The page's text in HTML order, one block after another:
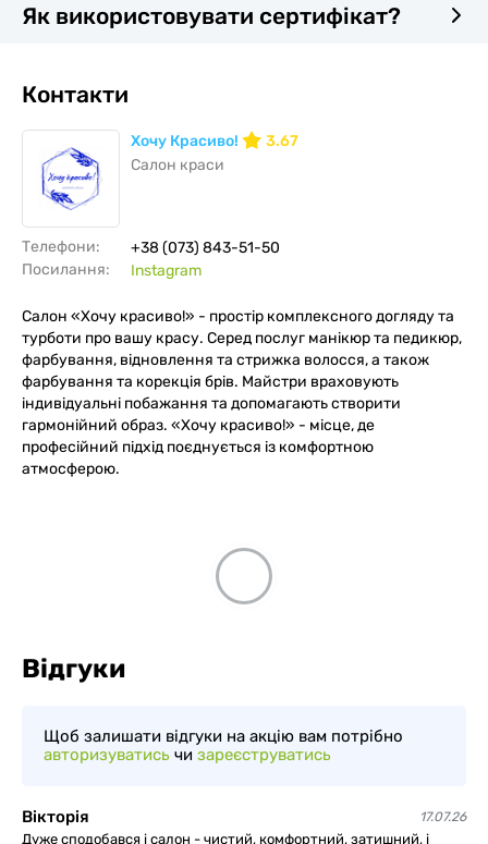
Як використовувати сертифікат?
Контакти
Хочу Красиво!
3.67
Салон краси
Телефони:
+38 (073) 843-51-50
Посилання:
Instagram
Салон «Хочу красиво!» - простір комплексного догляду та
турботи про вашу красу. Серед послуг манікюр та педикюр,
фарбування, відновлення та стрижка волосся, а також
фарбування та корекція брів. Майстри враховують
індивідуальні побажання та допомагають створити
гармонійний образ. «Хочу красиво!» - місце, де
професійний підхід поєднується із комфортною
атмосферою.
Відгуки
Щоб залишати відгуки на акцію вам потрібно
авторизуватись чи зареєструватись
Вікторія 17.07.26
Дуже сподобався і салон - чистий, комфортний, затишний, і